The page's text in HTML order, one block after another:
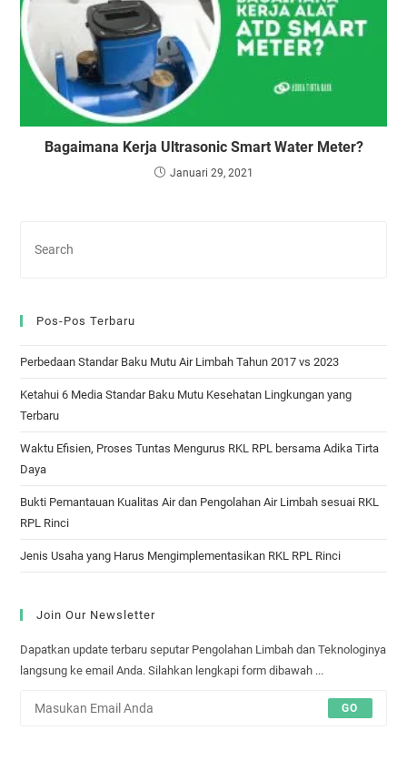
Bagaimana Kerja Ultrasonic Smart Water Meter?
Januari 29, 2021
Pos-Pos Terbaru
Perbedaan Standar Baku Mutu Air Limbah Tahun 2017 vs 2023
Ketahui 6 Media Standar Baku Mutu Kesehatan Lingkungan yang
Terbaru
Waktu Efisien, Proses Tuntas Mengurus RKL RPL bersama Adika Tirta
Daya
Bukti Pemantauan Kualitas Air dan Pengolahan Air Limbah sesuai RKL
RPL Rinci
Jenis Usaha yang Harus Mengimplementasikan RKL RPL Rinci
Join Our Newsletter
Dapatkan update terbaru seputar Pengolahan Limbah dan Teknologinya
langsung ke email Anda. Silahkan lengkapi form dibawah ...
GO